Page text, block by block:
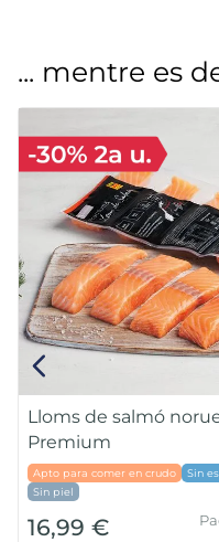
... mentre es
Lloms de salmó
Premium
Apto para comer en crudo
Sin
Sin piel
16,99 €